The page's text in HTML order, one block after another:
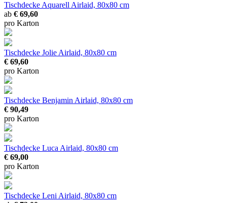
Tischdecke Aquarell Airlaid, 80x80 cm
ab € 69,60
pro Karton
Tischdecke Jolie Airlaid, 80x80 cm
€ 69,60
pro Karton
Tischdecke Benjamin Airlaid, 80x80 cm
€ 90,49
pro Karton
Tischdecke Luca Airlaid, 80x80 cm
€ 69,00
pro Karton
Tischdecke Leni Airlaid, 80x80 cm